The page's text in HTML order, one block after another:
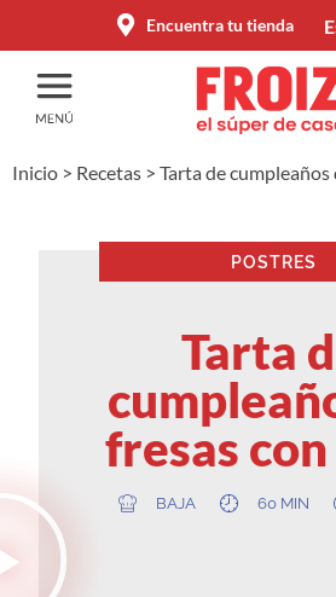
Encuentra tu tienda
Inicio > Recetas > Tarta de
POSTRES
Tarta
fresas
BAJA 60 MIN